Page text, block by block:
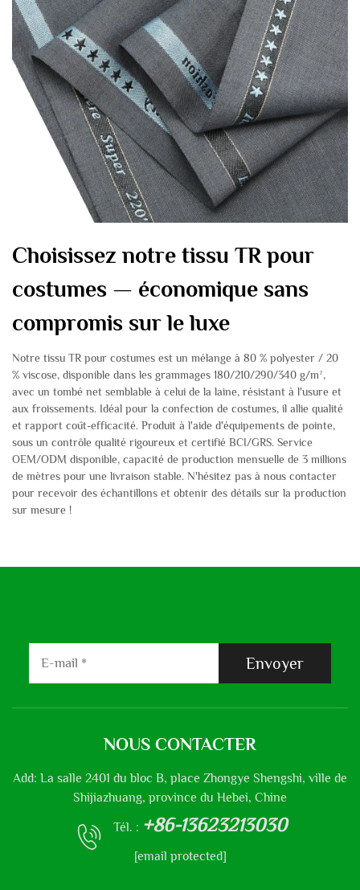
Choisissez notre tissu TR pour
costumes — économique sans
compromis sur le luxe
Notre tissu TR pour costumes est un mélange à 80 % polyester / 20
% viscose, disponible dans les grammages 180/210/290/340 g/m²,
avec un tombé net semblable à celui de la laine, résistant à l'usure et
aux froissements. Idéal pour la confection de costumes, il allie qualité
et rapport coût-efficacité. Produit à l'aide d'équipements de pointe,
sous un contrôle qualité rigoureux et certifié BCI/GRS. Service
OEM/ODM disponible, capacité de production mensuelle de 3 millions
de mètres pour une livraison stable. N'hésitez pas à nous contacter
pour recevoir des échantillons et obtenir des détails sur la production
sur mesure !
Envoyer
NOUS CONTACTER
Add: La salle 2401 du bloc B, place Zhongye Shengshi, ville de
Shijiazhuang, province du Hebei, Chine
Tél. : +86-13623213030
[email protected]